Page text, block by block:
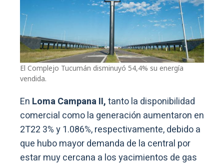
El Complejo Tucumán disminuyó 54,4% su energía
vendida.
En Loma Campana II,tanto la disponibilidad
comercial como la generación aumentaron en
2T22 3% y 1.086%, respectivamente, debido a
que hubo mayor demanda de la central por
estar muy cercana a los yacimientos de gas